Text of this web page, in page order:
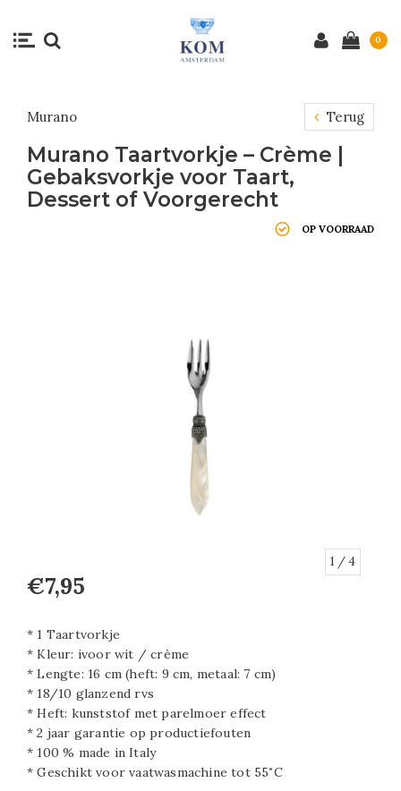
0
Murano Terug
Murano Taartvorkje – Crème |
Gebaksvorkje voor Taart,
Dessert of Voorgerecht
OP VOORRAAD
1 / 4
€7,95
* 1 Taartvorkje
* Kleur: ivoor wit / crème
* Lengte: 16 cm (heft: 9 cm, metaal: 7 cm)
* 18/10 glanzend rvs
* Heft: kunststof met parelmoer effect
* 2 jaar garantie op productiefouten
* 100 % made in Italy
* Geschikt voor vaatwasmachine tot 55˚C